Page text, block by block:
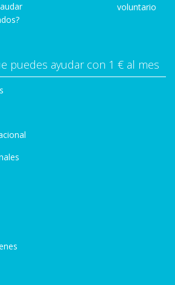
voluntario
puedes ayudar con 1 € al mes